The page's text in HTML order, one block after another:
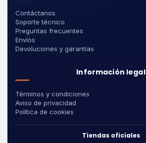
Contáctanos
Soporte técnico
Preguntas frecuentes
Envíos
Devoluciones y garantías
Información legal
Términos y condiciones
Aviso de privacidad
Política de cookies
Tiendas oficiales